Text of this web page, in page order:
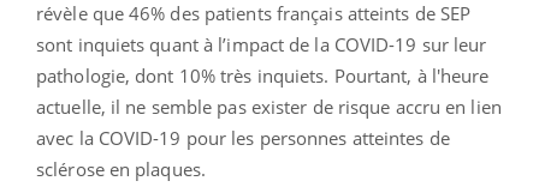
révèle que 46% des patients français atteints de SEP
sont inquiets quant à l’impact de la COVID-19 sur leur
pathologie, dont 10% très inquiets. Pourtant, à l'heure
actuelle, il ne semble pas exister de risque accru en lien
avec la COVID-19 pour les personnes atteintes de
sclérose en plaques.